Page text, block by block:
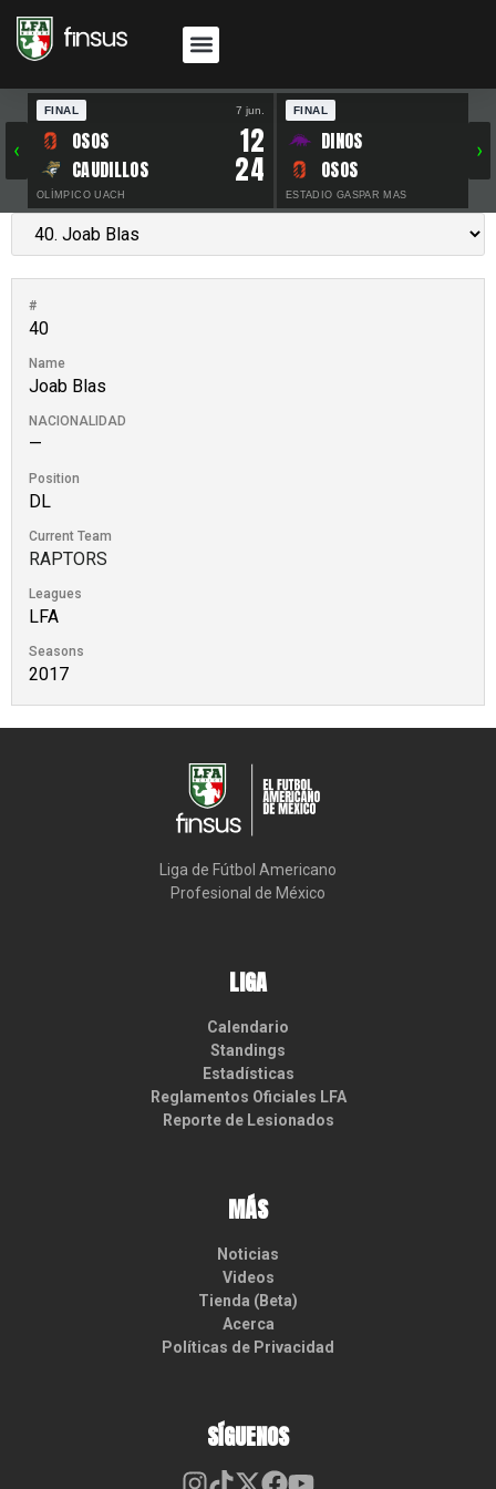
‹
FINAL 7 jun.
OSOS 12
CAUDILLOS 24
OLÍMPICO UACH
FINAL
DINOS
OSOS
ESTADIO GASPAR MAS
›
#
40
Name
Joab Blas
NACIONALIDAD
—
Position
DL
Current Team
RAPTORS
Leagues
LFA
Seasons
2017
Liga de Fútbol Americano
Profesional de México
LIGA
Calendario
Standings
Estadísticas
Reglamentos Oficiales LFA
Reporte de Lesionados
MÁS
Noticias
Videos
Tienda (Beta)
Acerca
Políticas de Privacidad
SÍGUENOS